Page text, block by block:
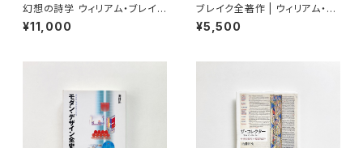
幻想の詩学 ウィリアム・ブレイク
研究 | 鈴木雅之 著
¥11,000
ブレイク全著作 | ウィリアム・ブ
レイク著 / 梅津濟美 訳
¥5,500